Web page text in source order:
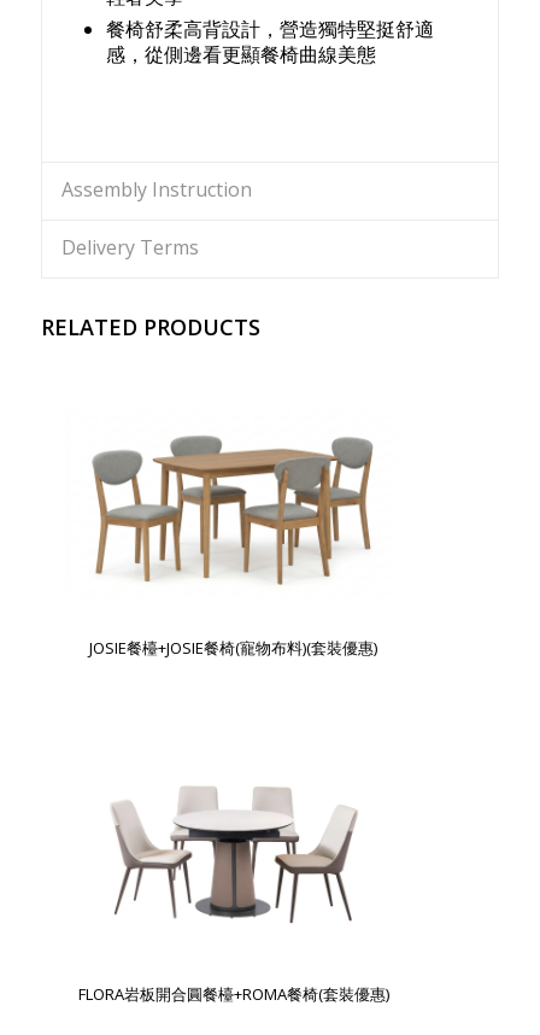
餐椅舒柔高背設計，營造獨特堅挺舒適
感，從側邊看更顯餐椅曲線美態
Assembly Instruction
Delivery Terms
RELATED PRODUCTS
JOSIE餐檯+JOSIE餐椅(寵物布料)(套裝優惠)
FLORA岩板開合圓餐檯+ROMA餐椅(套裝優惠)